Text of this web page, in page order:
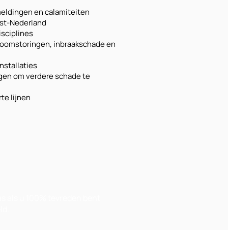
en calamiteiten
Nederland
inbraakschade en
om verdere schade te
lijnen